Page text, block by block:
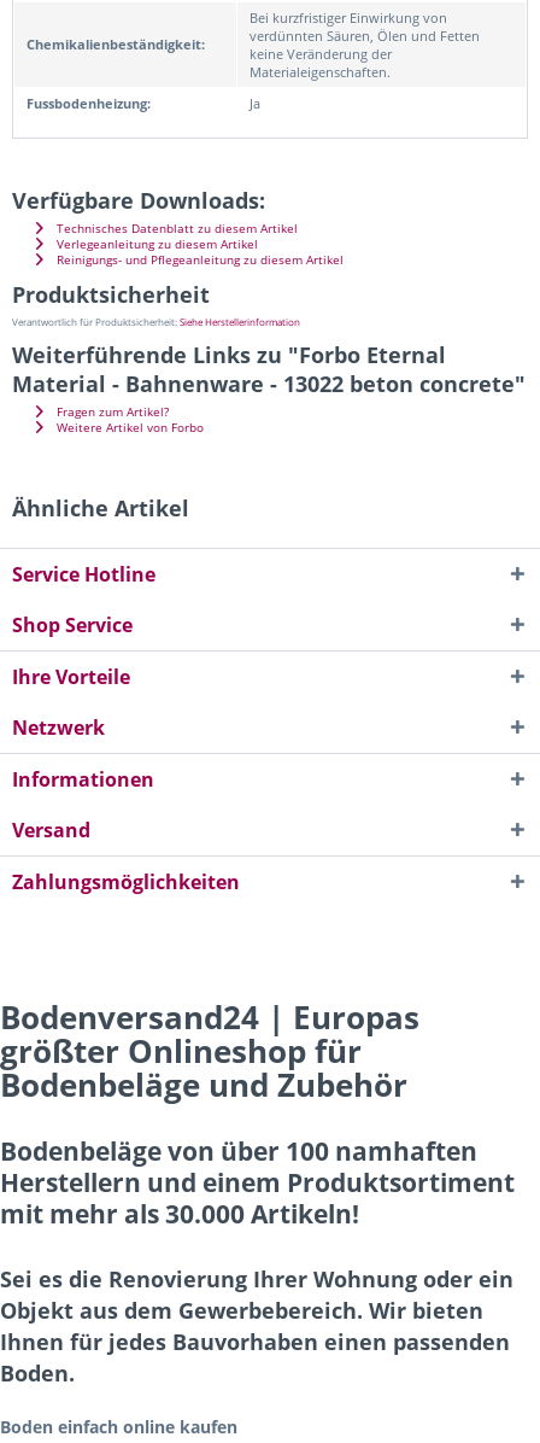
Chemikalienbeständigkeit:
Bei kurzfristiger Einwirkung von
verdünnten Säuren, Ölen und Fetten
keine Veränderung der
Materialeigenschaften.
Fussbodenheizung:
Ja
Verfügbare Downloads:
Technisches Datenblatt zu diesem Artikel
Verlegeanleitung zu diesem Artikel
Reinigungs- und Pflegeanleitung zu diesem Artikel
Produktsicherheit
Verantwortlich für Produktsicherheit:Siehe Herstellerinformation
Weiterführende Links zu "Forbo Eternal
Material - Bahnenware - 13022 beton concrete"
Fragen zum Artikel?
Weitere Artikel von Forbo
Ähnliche Artikel
Service Hotline
Shop Service
Ihre Vorteile
Netzwerk
Informationen
Versand
Zahlungsmöglichkeiten
Bodenversand24 | Europas
größter Onlineshop für
Bodenbeläge und Zubehör
Bodenbeläge von über 100 namhaften
Herstellern und einem Produktsortiment
mit mehr als 30.000 Artikeln!
Sei es die Renovierung Ihrer Wohnung oder ein
Objekt aus dem Gewerbebereich. Wir bieten
Ihnen für jedes Bauvorhaben einen passenden
Boden.
Boden einfach online kaufen